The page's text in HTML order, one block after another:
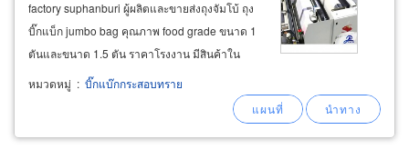
factory suphanburi ผู้ผลิตและขายส่งถุงจัมโบ้ ถุง
บิ๊กแบ็ก jumbo bag คุณภาพ food grade ขนาด 1
ตันและขนาด 1.5 ตัน ราคาโรงงาน มีสินค้าใน
สต๊อกพร้อมจัดส่งรวดเร็ว จำหน่ายถุงจัมโบ้ใส่
ข้าวสารขนาด 95x95x115 ซม. บรรจุข้าวสารได้ 1
หมวดหมู่ : บิ๊กแบ๊กกระสอบทราย